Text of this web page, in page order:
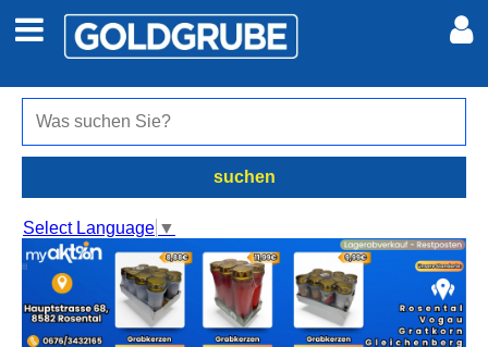
Auto + Motor
Jobs
Marktplatz
Erotik
Meine Inserate
Anmelden
suchen
Select Language ▼